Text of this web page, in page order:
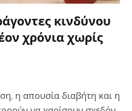
κινδύνου
χρόνια χωρίς
η απουσία διαβήτη και η